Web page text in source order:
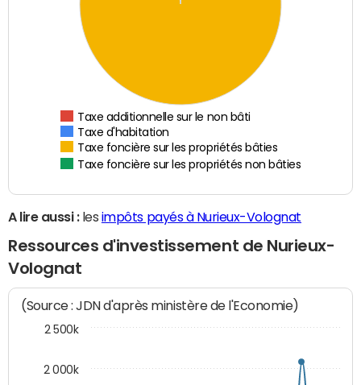
Taxe additionnelle sur le non bâti
Taxe d'habitation
Taxe foncière sur les propriétés bâties
Taxe foncière sur les propriétés non bâties
A lire aussi :les impôts payés à Nurieux-Volognat
Ressources d'investissement de Nurieux-
Volognat
(Source : JDN d'après ministère de l'Economie)
2 000k
2 500k